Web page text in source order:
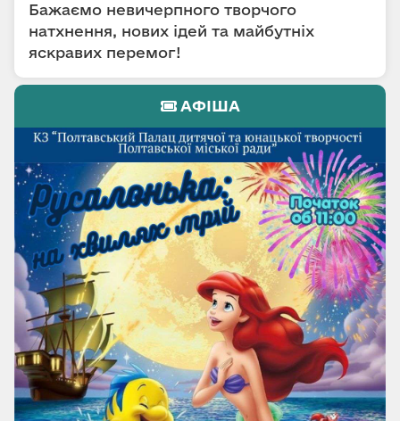
АФІША
Бажаємо невичерпного творчого
натхнення, нових ідей та майбутніх
яскравих перемог!